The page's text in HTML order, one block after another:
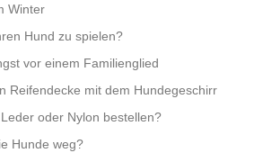
Winter
Hund zu spielen?
vor einem Familienglied
Reifendecke mit dem Hundegeschirr
oder Nylon bestellen?
Hunde weg?